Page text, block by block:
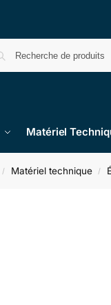
Matériel
/ Matériel technique /